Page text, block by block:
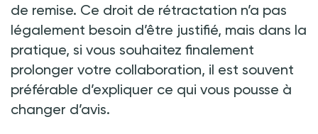
de remise. Ce droit de rétractation n’a pas
légalement besoin d’être justifié, mais dans la
pratique, si vous souhaitez finalement
prolonger votre collaboration, il est souvent
préférable d’expliquer ce qui vous pousse à
changer d’avis.